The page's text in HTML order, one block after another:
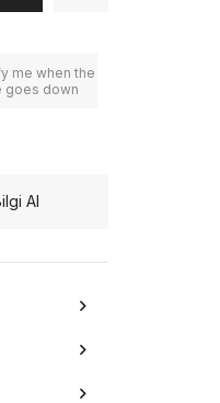
me when the
goes down
Al